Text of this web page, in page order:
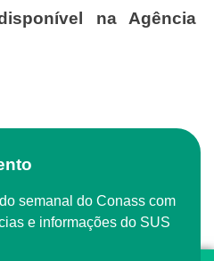
na Agência
e informações do SUS